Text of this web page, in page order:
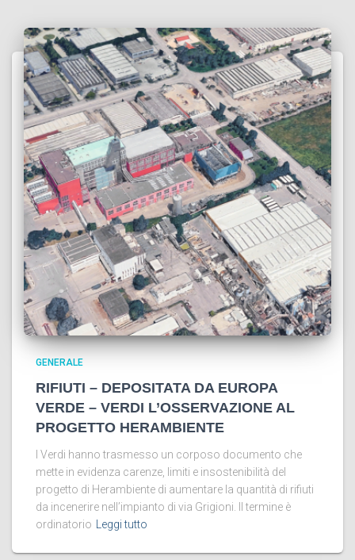
GENERALE
RIFIUTI – DEPOSITATA DA EUROPA
VERDE – VERDI L’OSSERVAZIONE AL
PROGETTO HERAMBIENTE
I Verdi hanno trasmesso un corposo documento che
mette in evidenza carenze, limiti e insostenibilità del
progetto di Herambiente di aumentare la quantità di rifiuti
da incenerire nell’impianto di via Grigioni. Il termine è
ordinatorio
Leggi tutto